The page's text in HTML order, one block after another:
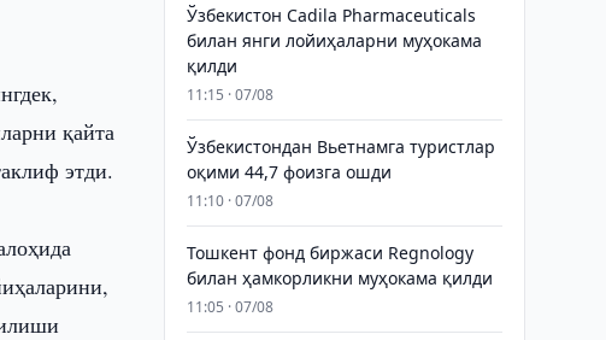
қайта
этди.
Ўзбекистон Cadila Pharmaceuticals
билан янги лойиҳаларни муҳокама
қилди
11:15 · 07/08
Ўзбекистондан Вьетнамга туристлар
оқими 44,7 фоизга ошди
11:10 · 07/08
Тошкент фонд биржаси Regnology
билан ҳамкорликни муҳокама қилди
11:05 · 07/08